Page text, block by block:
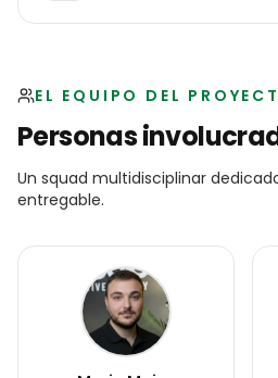
EL EQUIPO DEL
Personas
Un squad multidisciplinar
entregable.